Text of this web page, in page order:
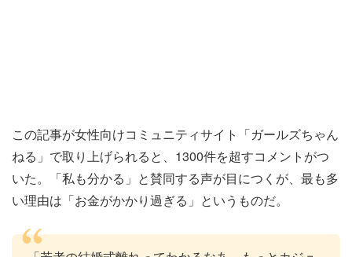
この記事が女性向けコミュニティサイト「ガールズちゃん
ねる」で取り上げられると、1300件を超すコメントがつ
いた。「私も分かる」と賛同する声が目につくが、最も多
い理由は「お金がかかり過ぎる」というものだ。